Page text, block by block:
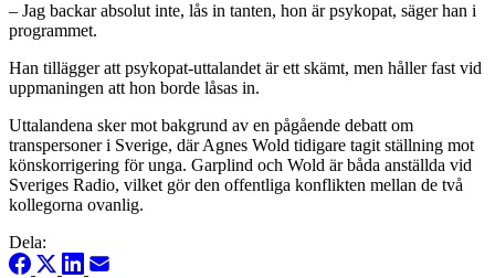
– Jag backar absolut inte, lås in tanten, hon är psykopat, säger han i
programmet.
Han tillägger att psykopat-uttalandet är ett skämt, men håller fast vid
uppmaningen att hon borde låsas in.
Uttalandena sker mot bakgrund av en pågående debatt om
transpersoner i Sverige, där Agnes Wold tidigare tagit ställning mot
könskorrigering för unga. Garplind och Wold är båda anställda vid
Sveriges Radio, vilket gör den offentliga konflikten mellan de två
kollegorna ovanlig.
Dela: